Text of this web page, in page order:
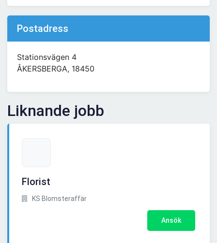
Postadress
Stationsvägen 4
ÅKERSBERGA, 18450
Liknande jobb
Florist
KS Blomsteraffär
Ansök